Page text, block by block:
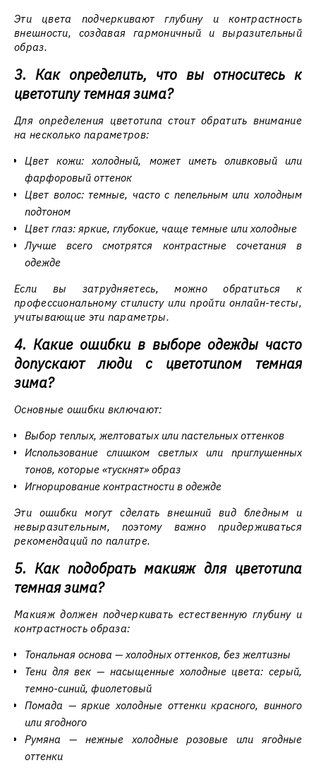
Эти цвета подчеркивают глубину и контрастность
внешности, создавая гармоничный и выразительный
образ.
3. Как определить, что вы относитесь к
цветотипу темная зима?
Для определения цветотипа стоит обратить внимание
на несколько параметров:
Цвет кожи: холодный, может иметь оливковый или
фарфоровый оттенок
Цвет волос: темные, часто с пепельным или холодным
подтоном
Цвет глаз: яркие, глубокие, чаще темные или холодные
Лучше всего смотрятся контрастные сочетания в
одежде
Если вы затрудняетесь, можно обратиться к
профессиональному стилисту или пройти онлайн-тесты,
учитывающие эти параметры.
4. Какие ошибки в выборе одежды часто
допускают люди с цветотипом темная
зима?
Основные ошибки включают:
Выбор теплых, желтоватых или пастельных оттенков
Использование слишком светлых или приглушенных
тонов, которые «тускнят» образ
Игнорирование контрастности в одежде
Эти ошибки могут сделать внешний вид бледным и
невыразительным, поэтому важно придерживаться
рекомендаций по палитре.
5. Как подобрать макияж для цветотипа
темная зима?
Макияж должен подчеркивать естественную глубину и
контрастность образа:
Тональная основа — холодных оттенков, без желтизны
Тени для век — насыщенные холодные цвета: серый,
темно-синий, фиолетовый
Помада — яркие холодные оттенки красного, винного
или ягодного
Румяна — нежные холодные розовые или ягодные
оттенки